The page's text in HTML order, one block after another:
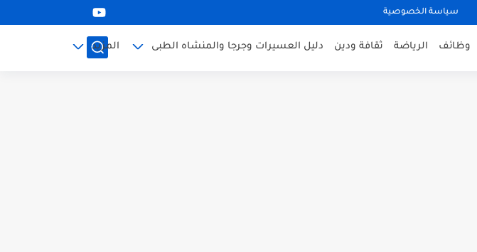
سياسة الخصوصية
وظائف الرياضة ثقافة ودين دليل العسيرات وجرجا والمنشاه الطبى المزيد